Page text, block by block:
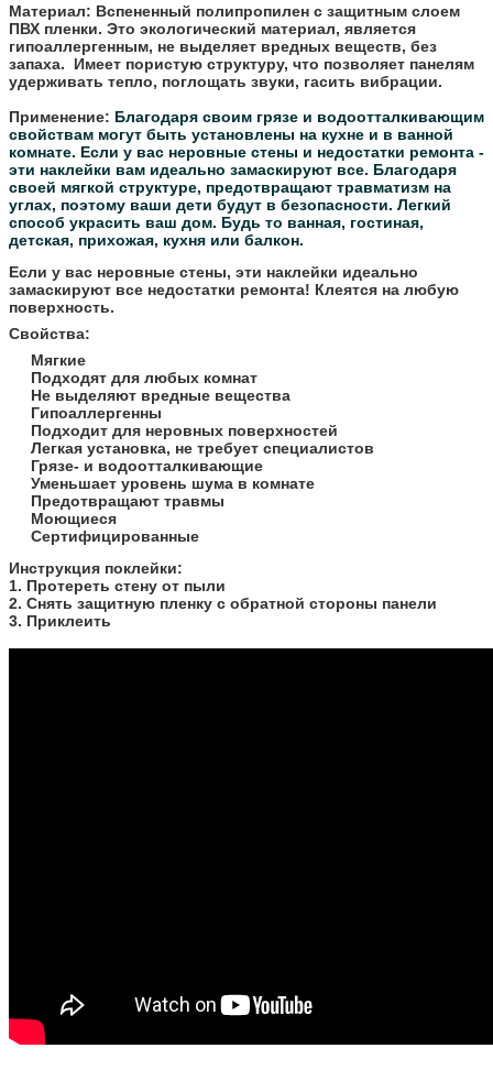
Материал: Вспененный полипропилен с защитным слоем
ПВХ пленки. Это экологический материал, является
гипоаллергенным, не выделяет вредных веществ, без
запаха. Имеет пористую структуру, что позволяет панелям
удерживать тепло, поглощать звуки, гасить вибрации.
Применение: Благодаря своим грязе и водоотталкивающим
свойствам могут быть установлены на кухне и в ванной
комнате. Если у вас неровные стены и недостатки ремонта -
эти наклейки вам идеально замаскируют все. Благодаря
своей мягкой структуре, предотвращают травматизм на
углах, поэтому ваши дети будут в безопасности. Легкий
способ украсить ваш дом. Будь то ванная, гостиная,
детская, прихожая, кухня или балкон.
Если у вас неровные стены, эти наклейки идеально
замаскируют все недостатки ремонта! Клеятся на любую
поверхность.
Свойства:
Мягкие
Подходят для любых комнат
Не выделяют вредные вещества
Гипоаллергенны
Подходит для неровных поверхностей
Легкая установка, не требует специалистов
Грязе- и водоотталкивающие
Уменьшает уровень шума в комнате
Предотвращают травмы
Моющиеся
Сертифицированные
​Инструкция поклейки:
1. Протереть стену от пыли
2. Снять защитную пленку с обратной стороны панели
3. Приклеить